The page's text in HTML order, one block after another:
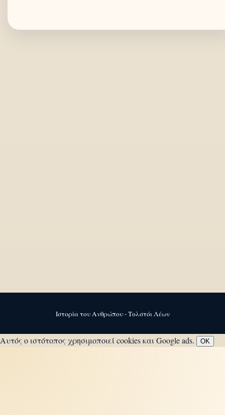
Ιστορία του Ανθρώπου - Τολστόι Λέων
Αυτός ο ιστότοπος χρησιμοποιεί cookies και Google ads. OK